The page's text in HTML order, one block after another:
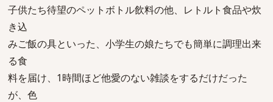
子供たち待望のペットボトル飲料の他、レトルト食品や炊
き込
みご飯の具といった、小学生の娘たちでも簡単に調理出来
る食
料を届け、1時間ほど他愛のない雑談をするだけだった
が、色